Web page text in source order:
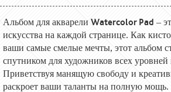
Альбом для акварели Watercolor Pad –
искусства на каждой странице. Как
ваши самые смелые мечты, этот альбом
спутником для художников всех уровней
Приветствуя манящую свободу и
раскроет ваши таланты на полную мощь.